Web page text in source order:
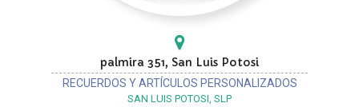
palmira 351, San Luis Potosi
RECUERDOS Y ARTÍCULOS PERSONALIZADOS
SAN LUIS POTOSI, SLP